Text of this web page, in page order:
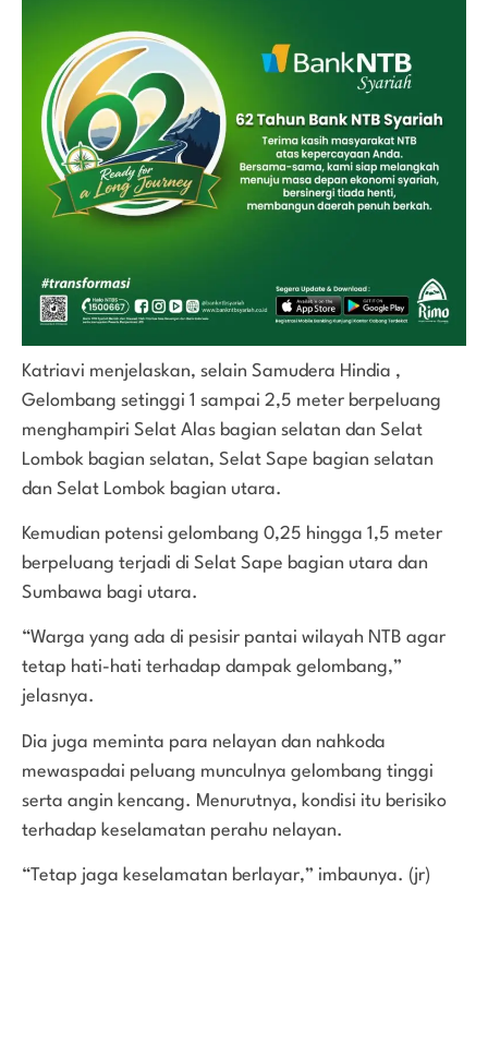
Katriavi menjelaskan, selain Samudera Hindia ,
Gelombang setinggi 1 sampai 2,5 meter berpeluang
menghampiri Selat Alas bagian selatan dan Selat
Lombok bagian selatan, Selat Sape bagian selatan
dan Selat Lombok bagian utara.
Kemudian potensi gelombang 0,25 hingga 1,5 meter
berpeluang terjadi di Selat Sape bagian utara dan
Sumbawa bagi utara.
“Warga yang ada di pesisir pantai wilayah NTB agar
tetap hati-hati terhadap dampak gelombang,”
jelasnya.
Dia juga meminta para nelayan dan nahkoda
mewaspadai peluang munculnya gelombang tinggi
serta angin kencang. Menurutnya, kondisi itu berisiko
terhadap keselamatan perahu nelayan.
“Tetap jaga keselamatan berlayar,” imbaunya. (jr)